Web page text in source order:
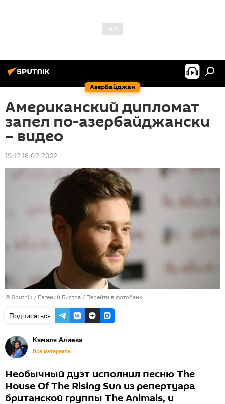
Азербайджан
Американский дипломат
запел по-азербайджански
– видео
19:12 18.02.2022
© Sputnik / Евгений Биятов / Перейти в фотобанк
Подписаться
Кямаля Алиева
Все материалы
Необычный дуэт исполнил песню The
House Of The Rising Sun из репертуара
британской группы The Animals, и